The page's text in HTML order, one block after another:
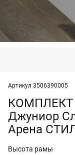
Артикул 3506390005
КОМПЛЕКТ
Джуниор
Арена
Высота рамы